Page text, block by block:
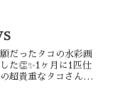
...
だったタコの水彩画
た👏✨1ヶ月に1匹仕
超貴重なタコさんを